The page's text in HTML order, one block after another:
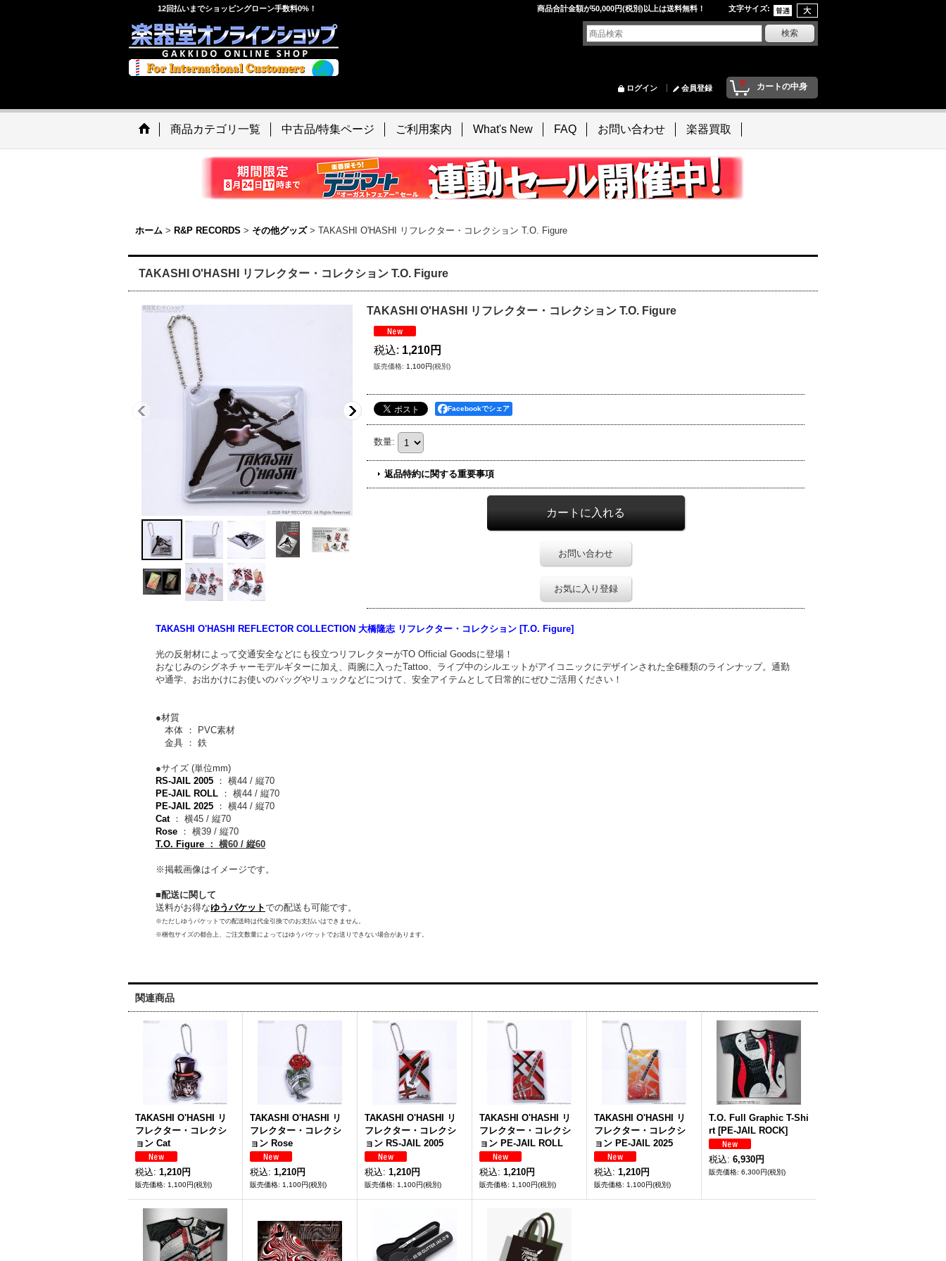
12回払いまでショッピングローン手数料0%！ 商品合計金額が50,000円(税別)以上は送料無料！ 文字サイズ:
0 カートの中身
ログイン 会員登録
商品カテゴリ一覧 中古品/特集ページ ご利用案内 What's New FAQ お問い合わせ 楽器買取
ホーム > R&P RECORDS > その他グッズ > TAKASHI O'HASHI リフレクター・コレクション T.O. Figure
TAKASHI O'HASHI リフレクター・コレクション T.O. Figure
TAKASHI O'HASHI リフレクター・コレクション T.O. Figure
販売価格: 1,100円(税別)
税込: 1,210円
Facebookでシェア
数量:
返品特約に関する重要事項
お問い合わせ
お気に入り登録
TAKASHI O'HASHI REFLECTOR COLLECTION 大橋隆志 リフレクター・コレクション [T.O. Figure]
光の反射材によって交通安全などにも役立つリフレクターがTO Official Goodsに登場！
おなじみのシグネチャーモデルギターに加え、両腕に入ったTattoo、ライブ中のシルエットがアイコニックにデザインされた全6種類のラインナップ。通勤
や通学、お出かけにお使いのバッグやリュックなどにつけて、安全アイテムとして日常的にぜひご活用ください！
●材質
本体 ： PVC素材
金具 ： 鉄
●サイズ (単位mm)
RS-JAIL 2005 ： 横44 / 縦70
PE-JAIL ROLL ： 横44 / 縦70
PE-JAIL 2025 ： 横44 / 縦70
Cat： 横45 / 縦70
Rose ： 横39 / 縦70
T.O. Figure ： 横60 / 縦60
※掲載画像はイメージです。
■配送に関して
送料がお得なゆうパケットでの配送も可能です。
※ただしゆうパケットでの配送時は代金引換でのお支払いはできません。
※梱包サイズの都合上、ご注文数量によってはゆうパケットでお送りできない場合があります。
関連商品
TAKASHI O'HASHI リ
フレクター・コレクシ
ョン Cat
1,100円(税別)
税込: 1,210円
TAKASHI O'HASHI リ
フレクター・コレクシ
ョン Rose
1,100円(税別)
税込: 1,210円
TAKASHI O'HASHI リ
フレクター・コレクシ
ョン RS-JAIL 2005
1,100円(税別)
税込: 1,210円
TAKASHI O'HASHI リ
フレクター・コレクシ
ョン PE-JAIL ROLL
1,100円(税別)
税込: 1,210円
TAKASHI O'HASHI リ
フレクター・コレクシ
ョン PE-JAIL 2025
1,100円(税別)
税込: 1,210円
T.O. Full Graphic T-Shi
rt [PE-JAIL ROCK]
6,300円(税別)
税込: 6,930円